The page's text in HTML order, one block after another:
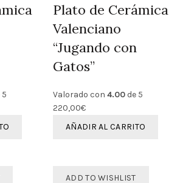
5
Plato de Cerámica
Valenciano
“Jugando con
Gatos”
Valorado con 4.00 de 5
220,00€
AÑADIR AL CARRITO
ADD TO WISHLIST